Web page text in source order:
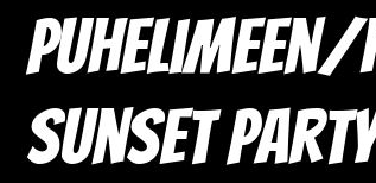
Sunset